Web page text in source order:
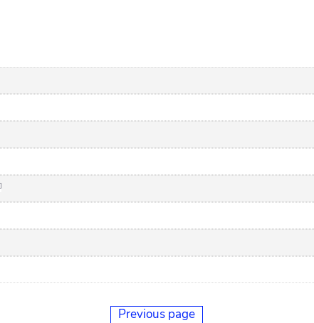
Previous page